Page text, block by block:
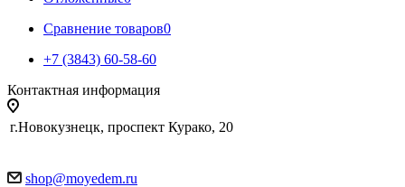
Сравнение товаров0
+7 (3843) 60-58-60
Контактная информация
г.Новокузнецк, проспект Курако, 20
shop@moyedem.ru